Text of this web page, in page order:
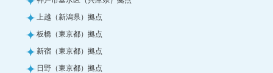
上越（新潟県）拠点
板橋（東京都）拠点
新宿（東京都）拠点
日野（東京都）拠点